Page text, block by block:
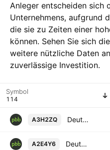
Anleger entscheiden sich
Unternehmens, aufgrund
die sie zu Zeiten einer
können. Sehen Sie sich
weitere nützliche Daten
zuverlässige Investition.
Symbol
A3H2ZQ Deutsche Pfandbriefbank AG 1.0% 02-DEC-2030
A2E4Y6 Deutsche Pfandbriefbank AG 2.0% 09-JUL-2032